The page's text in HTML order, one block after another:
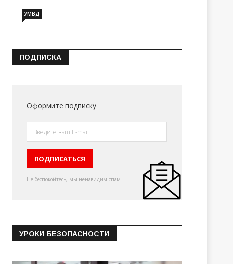
УМВД
ПОДПИСКА
Оформите подписку
Не беспокойтесь, мы ненавидим спам
УРОКИ БЕЗОПАСНОСТИ